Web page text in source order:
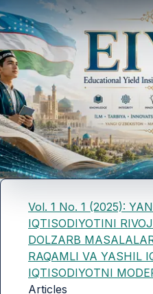
Vol. 1 No. 1 (2025):
IQTISODIYOTINI
DOLZARB
RAQAMLI VA YASHIL
IQTISODIYOTNI
Articles